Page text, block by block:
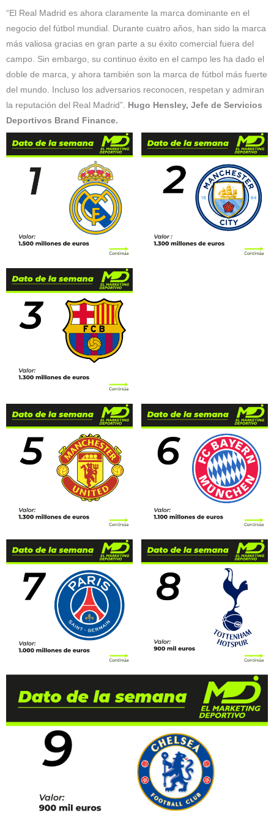
“El Real Madrid es ahora claramente la marca dominante en el
negocio del fútbol mundial. Durante cuatro años, han sido la marca
más valiosa gracias en gran parte a su éxito comercial fuera del
campo. Sin embargo, su continuo éxito en el campo les ha dado el
doble de marca, y ahora también son la marca de fútbol más fuerte
del mundo. Incluso los adversarios reconocen, respetan y admiran
la reputación del Real Madrid”. Hugo Hensley, Jefe de Servicios
Deportivos Brand Finance.